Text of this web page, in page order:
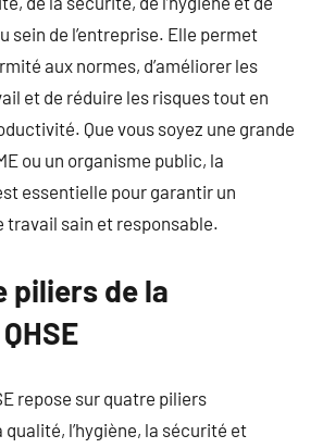
sein de l’entreprise. Elle permet
aux normes, d’améliorer les
et de réduire les risques tout en
Que vous soyez une grande
ou un organisme public, la
essentielle pour garantir un
travail sain et responsable.
piliers de la
repose sur quatre piliers
l’hygiène, la sécurité et